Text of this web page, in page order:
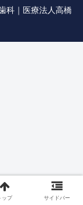
科｜医療法人高橋
ップ サイドバー